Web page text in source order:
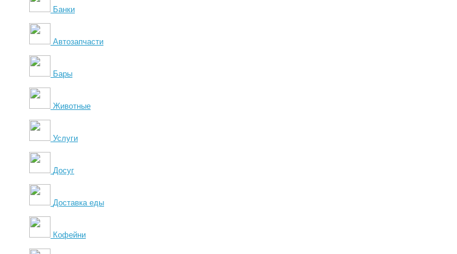
Банки
Автозапчасти
Бары
Животные
Услуги
Досуг
Доставка еды
Кофейни